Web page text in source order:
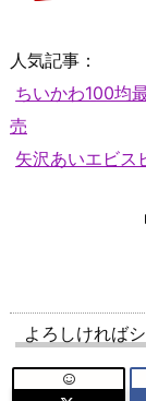
人気記事：
ちいかわ100均
売
矢沢あいエビス
よろしければ